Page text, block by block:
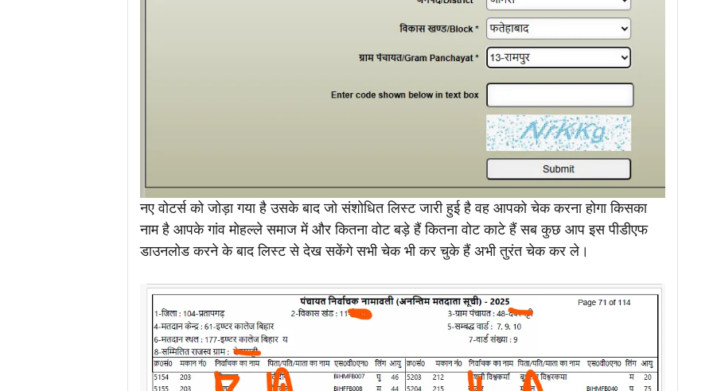
नए वोटर्स को जोड़ा गया है उसके बाद जो संशोधित लिस्ट जारी हुई है वह आपको चेक करना होगा किसका
नाम है आपके गांव मोहल्ले समाज में और कितना वोट बड़े हैं कितना वोट काटे हैं सब कुछ आप इस पीडीएफ
डाउनलोड करने के बाद लिस्ट से देख सकेंगे सभी चेक भी कर चुके हैं अभी तुरंत चेक कर ले।